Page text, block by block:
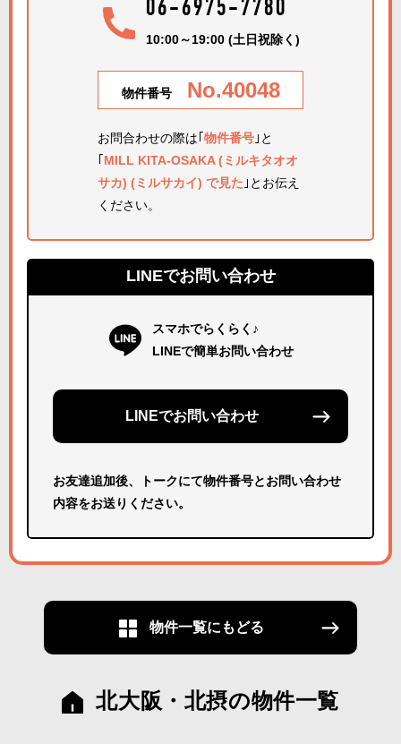
06-6975-7780
10:00～19:00 (土日祝除く)
物件番号 No.40048
お問合わせの際は｢ 物件番号 ｣と
MILL KITA-OSAKA (ミルキタオオ
サカ) (ミルサカイ) で見た ｣とお伝え
ください。
LINEでお問い合わせ
スマホでらくらく♪
LINEで簡単お問い合わせ
LINEでお問い合わせ
お友達追加後、トークにて物件番号とお問い合わせ
内容をお送りください。
物件一覧にもどる
北大阪・北摂の物件一覧